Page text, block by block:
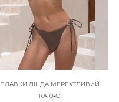
ПЛАВКИ ЛІНДА МЕРЕХТЛИВИЙ
КАКАО